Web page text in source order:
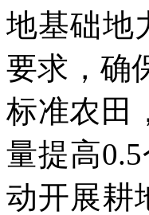
地基础地
要求，确
标准农田
量提高0.5
动开展耕